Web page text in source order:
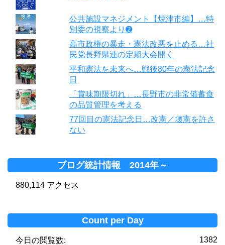
公共施設マネジメント【焼津市編】…特
別委の視察より➋
高市政権の暴走・憲法改悪を止める…社
民党長野県連の定期大会開く
平和憲法を未来へ…戦後80年の憲法記念
日
「賞味期限切れ」…長野市の非常備蓄食
の品質管理を考える
77回目の憲法記念日…改憲／壊憲を許さ
ない
ブログ統計情報 2014年～
880,114 アクセス
Count per Day
1382
今日の閲覧数: